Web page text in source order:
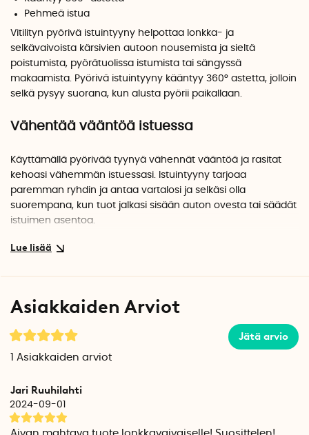
Pehmeä istua
Vitilityn pyörivä istuintyyny helpottaa lonkka- ja
selkävaivoista kärsivien autoon nousemista ja sieltä
poistumista, pyörätuolissa istumista tai sängyssä
makaamista. Pyörivä istuintyyny kääntyy 360° astetta, jolloin
selkä pysyy suorana, kun alusta pyörii paikallaan.
Vähentää vääntöä istuessa
Käyttämällä pyörivää tyynyä vähennät vääntöä ja rasitat
kehoasi vähemmän istuessasi. Istuintyyny tarjoaa
paremman ryhdin ja antaa vartalosi ja selkäsi olla
suorempana, kun tuot jalkasi sisään auton ovesta tai säädät
istuimen asentoa.
Sopii autoon, pyörätuoliin ja sänkyyn
kumipintainen alapuoli ja se on vakaa kaikilla pinnoilla.
ja pyörätuolissa. Voit käyttää istuintyynyä myös sängyssä
helpottamaan ylösnousua ja makuulle menoa.
Istuintyyny tulee puhdistaa vain kostealla liinalla. Voit irrottaa
kaksi osaa toisistaan, jolloin puhdistaminen ja imurointi
Asiakkaiden Arviot
Jätä arvio
Asiakkaiden arviot
Jari Ruuhilahti
2024-09-01
Aivan mahtava tuote lonkkavaivaiselle! Suosittelen!